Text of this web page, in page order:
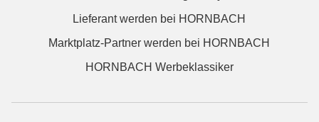
Lieferant werden bei HORNBACH
Marktplatz-Partner werden bei HORNBACH
HORNBACH Werbeklassiker